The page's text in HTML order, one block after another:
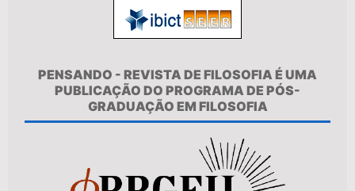
PENSANDO - REVISTA DE FILOSOFIA É UMA
PUBLICAÇÃO DO PROGRAMA DE PÓS-
GRADUAÇÃO EM FILOSOFIA